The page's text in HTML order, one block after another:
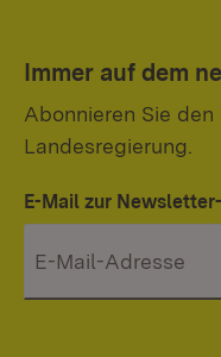
Immer auf dem
Abonnieren Sie
Landesregierung.
E-Mail zur